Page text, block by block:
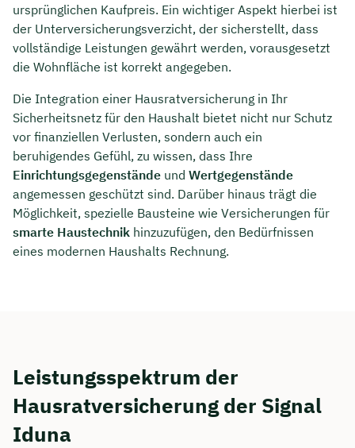
ursprünglichen Kaufpreis. Ein wichtiger Aspekt hierbei ist
der Unterversicherungsverzicht, der sicherstellt, dass
vollständige Leistungen gewährt werden, vorausgesetzt
die Wohnfläche ist korrekt angegeben.
Die Integration einer Hausratversicherung in Ihr
Sicherheitsnetz für den Haushalt bietet nicht nur Schutz
vor finanziellen Verlusten, sondern auch ein
beruhigendes Gefühl, zu wissen, dass Ihre
Einrichtungsgegenstände und Wertgegenstände
angemessen geschützt sind. Darüber hinaus trägt die
Möglichkeit, spezielle Bausteine wie Versicherungen für
smarte Haustechnik hinzuzufügen, den Bedürfnissen
eines modernen Haushalts Rechnung.
Leistungsspektrum der
Hausratversicherung der Signal
Iduna